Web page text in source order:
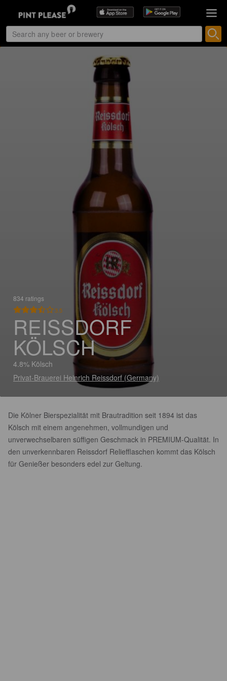
834 ratings
3.5
REISSDORF
KÖLSCH
4.8% Kölsch
Privat-Brauerei Heinrich Reissdorf (Germany)
Die Kölner Bierspezialität mit Brautradition seit 1894 ist das
Kölsch mit einem angenehmen, vollmundigen und
unverwechselbaren süffigen Geschmack in PREMIUM-Qualität. In
den unverkennbaren Reissdorf Reliefflaschen kommt das Kölsch
für Genießer besonders edel zur Geltung.